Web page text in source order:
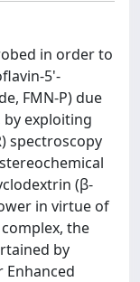
in order to
5'-
FMN-P) due
exploiting
spectroscopy
(β-
in virtue of
the
by
Enhanced